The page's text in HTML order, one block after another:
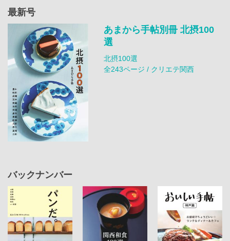
最新号
あまから手帖別冊 北摂100
選
北摂100選
全243ページ / クリエテ関西
バックナンバー